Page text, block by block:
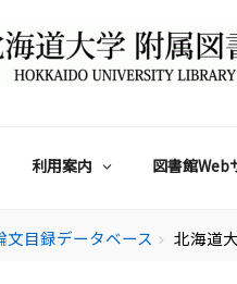
利用案内 図書館Web
目録データベース chevron_right 北海道